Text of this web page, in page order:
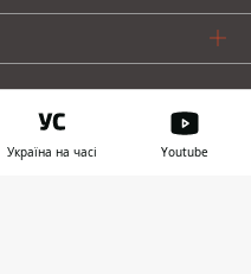
Україна на часі Youtube